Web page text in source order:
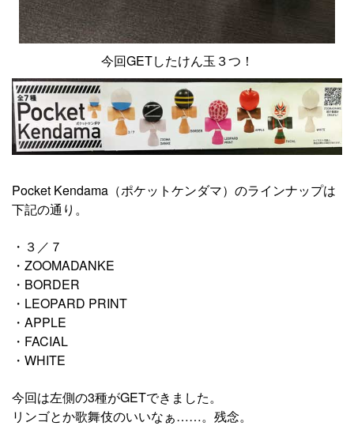
今回GETしたけん玉３つ！
Pocket Kendama（ポケットケンダマ）のラインナップは
下記の通り。
・３／７
・ZOOMADANKE
・BORDER
・LEOPARD PRINT
・APPLE
・FACIAL
・WHITE
今回は左側の3種がGETできました。
リンゴとか歌舞伎のいいなぁ……。残念。